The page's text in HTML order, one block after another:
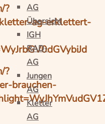
AG
Übersicht
IGH
RAD-
AG
Jungen
AG
Kletter
AG
?
ag-erklettert-
?
brauchen-